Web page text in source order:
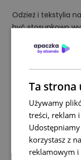
Odzież i tekstylia
być stosunkowo
od materiału,
skład
kod CN/TARIC,
kraj
oznakowanie
wymogi dla
Ta strona
Używamy
treści, reklam
korzystasz z
reklamowym i